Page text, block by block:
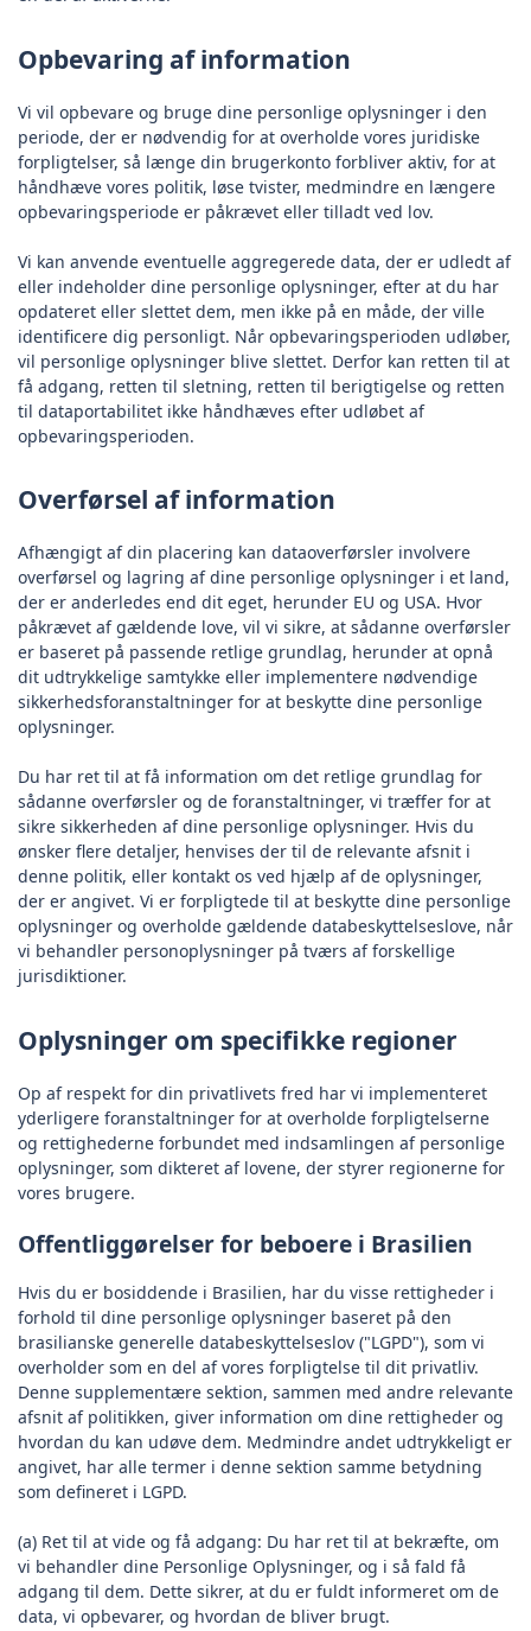
Opbevaring af information
Vi vil opbevare og bruge dine personlige oplysninger i den
periode, der er nødvendig for at overholde vores juridiske
forpligtelser, så længe din brugerkonto forbliver aktiv, for at
håndhæve vores politik, løse tvister, medmindre en længere
opbevaringsperiode er påkrævet eller tilladt ved lov.
Vi kan anvende eventuelle aggregerede data, der er udledt af
eller indeholder dine personlige oplysninger, efter at du har
opdateret eller slettet dem, men ikke på en måde, der ville
identificere dig personligt. Når opbevaringsperioden udløber,
vil personlige oplysninger blive slettet. Derfor kan retten til at
få adgang, retten til sletning, retten til berigtigelse og retten
til dataportabilitet ikke håndhæves efter udløbet af
opbevaringsperioden.
Overførsel af information
Afhængigt af din placering kan dataoverførsler involvere
overførsel og lagring af dine personlige oplysninger i et land,
der er anderledes end dit eget, herunder EU og USA. Hvor
påkrævet af gældende love, vil vi sikre, at sådanne overførsler
er baseret på passende retlige grundlag, herunder at opnå
dit udtrykkelige samtykke eller implementere nødvendige
sikkerhedsforanstaltninger for at beskytte dine personlige
oplysninger.
Du har ret til at få information om det retlige grundlag for
sådanne overførsler og de foranstaltninger, vi træffer for at
sikre sikkerheden af dine personlige oplysninger. Hvis du
ønsker flere detaljer, henvises der til de relevante afsnit i
denne politik, eller kontakt os ved hjælp af de oplysninger,
der er angivet. Vi er forpligtede til at beskytte dine personlige
oplysninger og overholde gældende databeskyttelseslove, når
vi behandler personoplysninger på tværs af forskellige
jurisdiktioner.
Oplysninger om specifikke regioner
Op af respekt for din privatlivets fred har vi implementeret
yderligere foranstaltninger for at overholde forpligtelserne
og rettighederne forbundet med indsamlingen af personlige
oplysninger, som dikteret af lovene, der styrer regionerne for
vores brugere.
Offentliggørelser for beboere i Brasilien
Hvis du er bosiddende i Brasilien, har du visse rettigheder i
forhold til dine personlige oplysninger baseret på den
brasilianske generelle databeskyttelseslov ("LGPD"), som vi
overholder som en del af vores forpligtelse til dit privatliv.
Denne supplementære sektion, sammen med andre relevante
afsnit af politikken, giver information om dine rettigheder og
hvordan du kan udøve dem. Medmindre andet udtrykkeligt er
angivet, har alle termer i denne sektion samme betydning
som defineret i LGPD.
(a) Ret til at vide og få adgang: Du har ret til at bekræfte, om
vi behandler dine Personlige Oplysninger, og i så fald få
adgang til dem. Dette sikrer, at du er fuldt informeret om de
data, vi opbevarer, og hvordan de bliver brugt.